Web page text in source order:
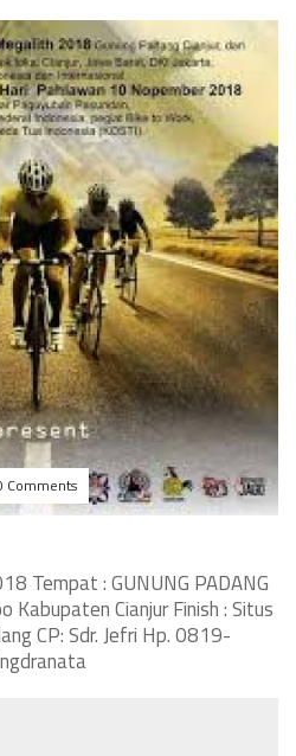
Comments
Tempat : GUNUNG PADANG
Kabupaten Cianjur Finish : Situs
CP: Sdr. Jefri Hp. 0819-